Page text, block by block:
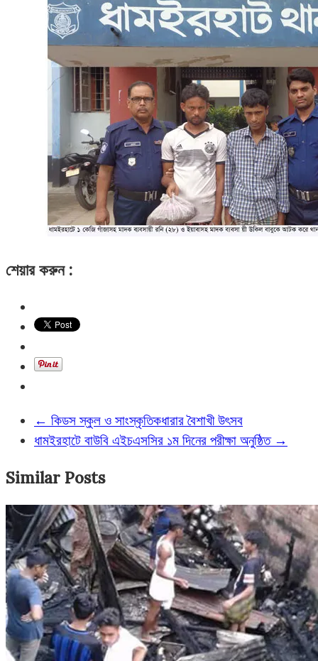
শেয়ার করুন :
← কিডস স্কুল ও সাংস্কৃতিকধারার বৈশাখী উৎসব
ধামইরহাটে বাউবি এইচএসসির ১ম দিনের পরীক্ষা অনুষ্ঠিত →
Similar Posts